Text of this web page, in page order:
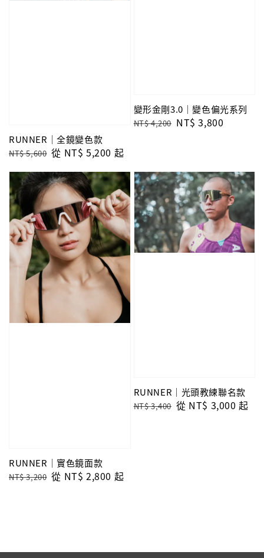
RUNNER｜全鏡變色款
Regular
NT$ 5,600 Sale
從 NT$ 5,200 起
變形金剛3.0｜變色偏光系列
Regular
NT$ 4,200 Sale
NT$ 3,800
RUNNER｜實色鏡面款
Regular
NT$ 3,200 Sale
從 NT$ 2,800 起
RUNNER｜光頭教練聯名款
Regular
NT$ 3,400 Sale
從 NT$ 3,000 起